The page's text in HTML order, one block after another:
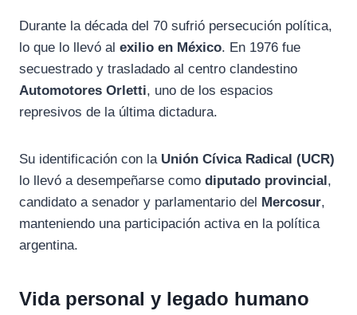
Durante la década del 70 sufrió persecución política,
lo que lo llevó al exilio en México. En 1976 fue
secuestrado y trasladado al centro clandestino
Automotores Orletti, uno de los espacios
represivos de la última dictadura.
Su identificación con la Unión Cívica Radical (UCR)
lo llevó a desempeñarse como diputado provincial,
candidato a senador y parlamentario del Mercosur,
manteniendo una participación activa en la política
argentina.
Vida personal y legado humano